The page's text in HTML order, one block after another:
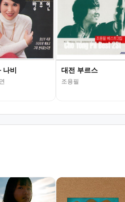
나비 대전 부르스
조용필